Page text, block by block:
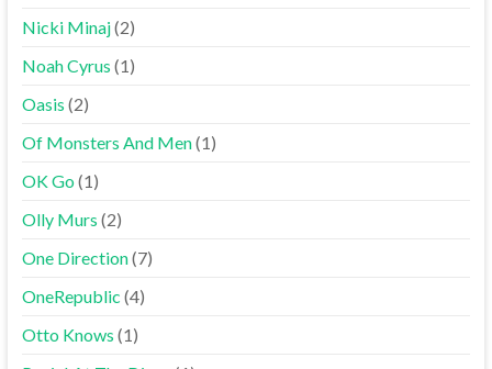
Nicki Minaj(2)
Noah Cyrus (1)
Oasis (2)
Of Monsters And Men(1)
OK Go(1)
Olly Murs (2)
One Direction(7)
OneRepublic (4)
Otto Knows (1)